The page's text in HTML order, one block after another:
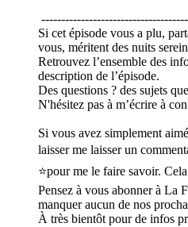
Si cet épisode vous a plu,
vous, méritent des nuits
Retrouvez l’ensemble des
description de l’épisode.
Des questions ? des sujets
N'hésitez pas à m’écrire à
Si vous avez simplement
laisser me laisser un
⭐pour me le faire savoir.
Pensez à vous abonner à La
manquer aucun de nos
À très bientôt pour de infos